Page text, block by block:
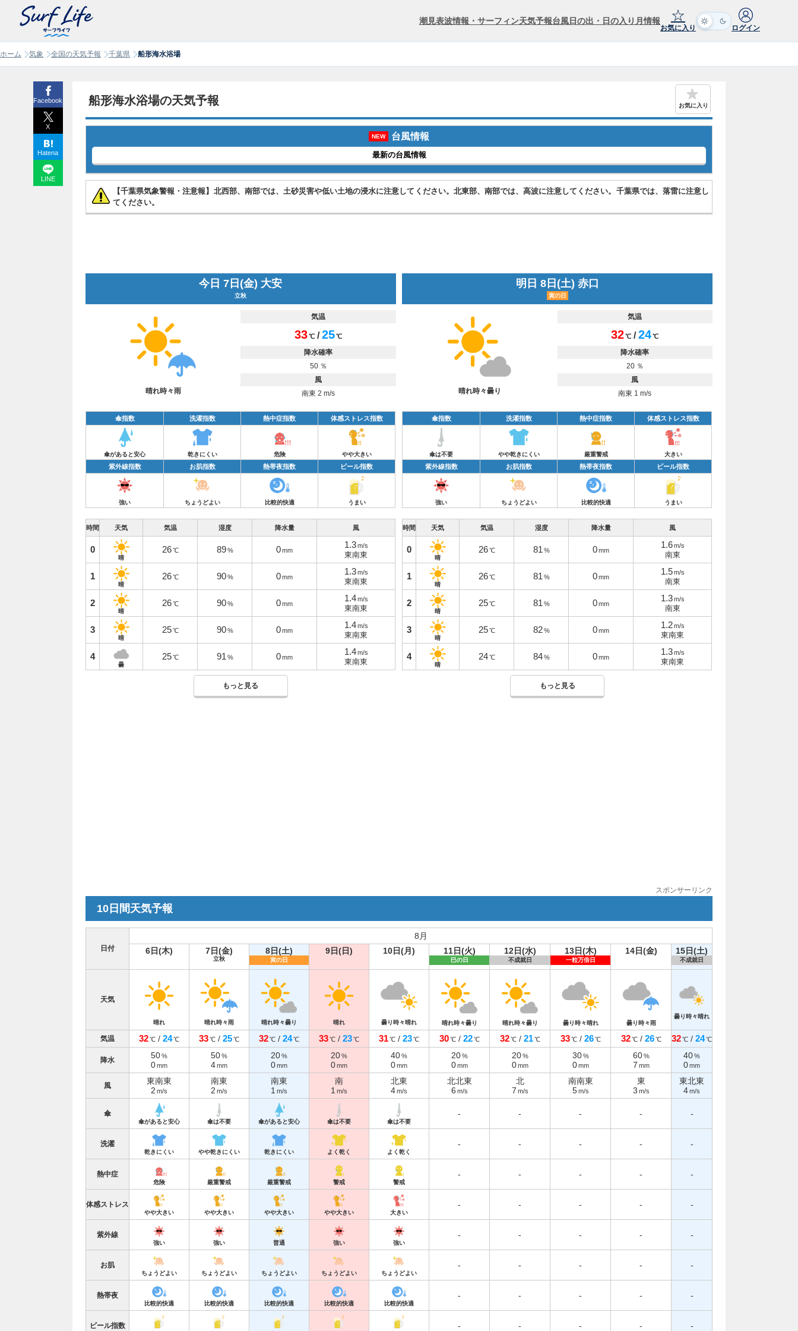
潮見表波情報・サーフィン天気予報台風日の出・日の入り 月情報 ☆
お気に入り ログイン
ホーム 気象 全国の天気予報 千葉県 船形海水浴場
船形海水浴場の天気予報 お気に入り
NEW 台風情報
最新の台風情報
【千葉県気象警報・注意報】北西部、南部では、土砂災害や低い土地の浸水に注意してください。北東部、南部では、高波に注意してください。千葉県では、落雷に注意し
てください。
今日 7日(金) 大安
立秋
晴れ時々雨
気温
33℃ /25℃
降水確率
50 ％
風
南東 2 m/s
傘指数 洗濯指数 熱中症指数 体感ストレス指数
傘があると安心 乾きにくい 危険 やや大きい
紫外線指数 お肌指数 熱帯夜指数 ビール指数
強い ちょうどよい 比較的快適 うまい
時間 天気 気温 湿度 降水量 風
0
晴
26 ℃ 89 % 0mm
1.3 m/s
東南東
1
晴
26 ℃ 90 % 0mm
1.3 m/s
東南東
2
晴
26 ℃ 90 % 0mm
1.4 m/s
東南東
3
晴
25 ℃ 90 % 0mm
1.4 m/s
東南東
4
曇
25 ℃ 91 % 0mm
1.4 m/s
東南東
もっと見る
明日 8日(土) 赤口
寅の日
晴れ時々曇り
気温
32℃ /24℃
降水確率
20 ％
風
南東 1 m/s
傘指数 洗濯指数 熱中症指数 体感ストレス指数
傘は不要 やや乾きにくい 厳重警戒 大きい
紫外線指数 お肌指数 熱帯夜指数 ビール指数
強い ちょうどよい 比較的快適 うまい
時間 天気 気温 湿度 降水量 風
0
晴
26℃ 81 % 0mm
1.6m/s
南東
1
晴
26℃ 81 % 0mm
1.5m/s
南東
2
晴
25℃ 81 % 0mm
1.3m/s
南東
3
晴
25℃ 82% 0mm
1.2m/s
東南東
4
晴
24℃ 84% 0mm
1.3m/s
東南東
もっと見る
スポンサーリンク
10日間天気予報
日付
8月
6日(木)
7日(金)
立秋
8日(土)
寅の日
9日(日) 10日(月) 11日(火)
巳の日
12日(水)
不成就日
13日(木)
一粒万倍日
14日(金) 15日(土)
不成就日
天気
晴れ 晴れ時々雨 晴れ時々曇り 晴れ 曇り時々晴れ 晴れ時々曇り 晴れ時々曇り 曇り時々晴れ 曇り時々雨
曇り時々晴れ
気温 32℃ / 24℃ 33℃ / 25℃ 32℃ / 24℃ 33℃ / 23℃ 31℃ / 23℃ 30 ℃/ 22 ℃ 32 ℃/ 21 ℃ 33 ℃/ 26 ℃ 32 ℃/ 26 ℃ 32℃ / 24℃
降水 50%
0mm
50%
4mm
20%
0mm
20%
0mm
40%
0mm
20 %
0 mm
20 %
0 mm
30 %
0 mm
60 %
7 mm
40%
0mm
風
東南東
2 m/s
南東
2 m/s
南東
1 m/s
南
1 m/s
北東
4m/s
北北東
6 m/s
北
7 m/s
南南東
5 m/s
東
3 m/s
東北東
4m/s
傘
傘があると安心 傘は不要 傘があると安心 傘は不要 傘は不要
- - - - -
洗濯
乾きにくい やや乾きにくい 乾きにくい よく乾く よく乾く
- - - - -
熱中症
危険 厳重警戒 厳重警戒 警戒 警戒
- - - - -
体感ストレス
やや大きい やや大きい やや大きい やや大きい 大きい
- - - - -
紫外線
強い 強い 普通 強い 強い
- - - - -
お肌
ちょうどよい ちょうどよい ちょうどよい ちょうどよい ちょうどよい
- - - - -
熱帯夜
比較的快適 比較的快適 比較的快適 比較的快適 比較的快適
- - - - -
ビール指数 - - - - -
Facebook
X
Hatena
LINE